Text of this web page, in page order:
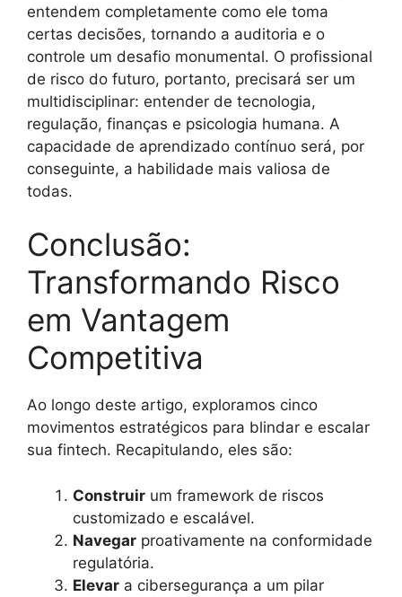
entendem completamente como ele toma
certas decisões, tornando a auditoria e o
controle um desafio monumental. O profissional
de risco do futuro, portanto, precisará ser um
multidisciplinar: entender de tecnologia,
regulação, finanças e psicologia humana. A
capacidade de aprendizado contínuo será, por
conseguinte, a habilidade mais valiosa de
todas.
Conclusão:
Transformando Risco
em Vantagem
Competitiva
Ao longo deste artigo, exploramos cinco
movimentos estratégicos para blindar e escalar
sua fintech. Recapitulando, eles são:
Construir um framework de riscos
customizado e escalável.
Navegar proativamente na conformidade
regulatória.
Elevar a cibersegurança a um pilar